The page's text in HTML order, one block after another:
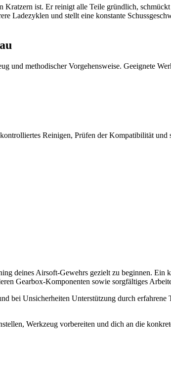
ist. Er reinigt alle Teile gründlich,
Ladezyklen und stellt eine konstante
methodischer Vorgehensweise. Geeignete
Reinigen, Prüfen der Kompatibilität und
deines Airsoft-Gewehrs gezielt zu beginnen. Ein
Gearbox-Komponenten sowie sorgfältiges
bei Unsicherheiten Unterstützung durch
Werkzeug vorbereiten und dich an die